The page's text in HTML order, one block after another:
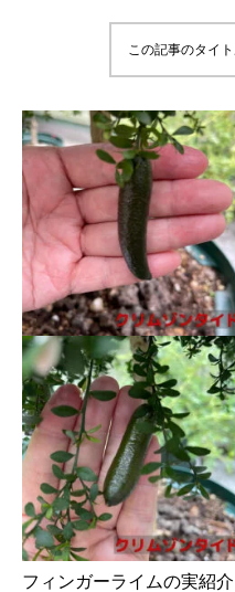
この記事のタイ
フィンガーライムの実紹